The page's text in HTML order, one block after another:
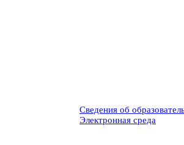
Сведения об
Электронная среда